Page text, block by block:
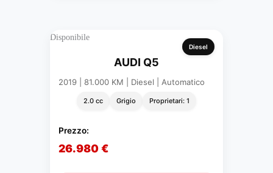
Diesel
Disponibile
AUDI Q5
2019 | 81.000 KM | Diesel | Automatico
2.0 cc Grigio Proprietari: 1
Prezzo:
26.980 €